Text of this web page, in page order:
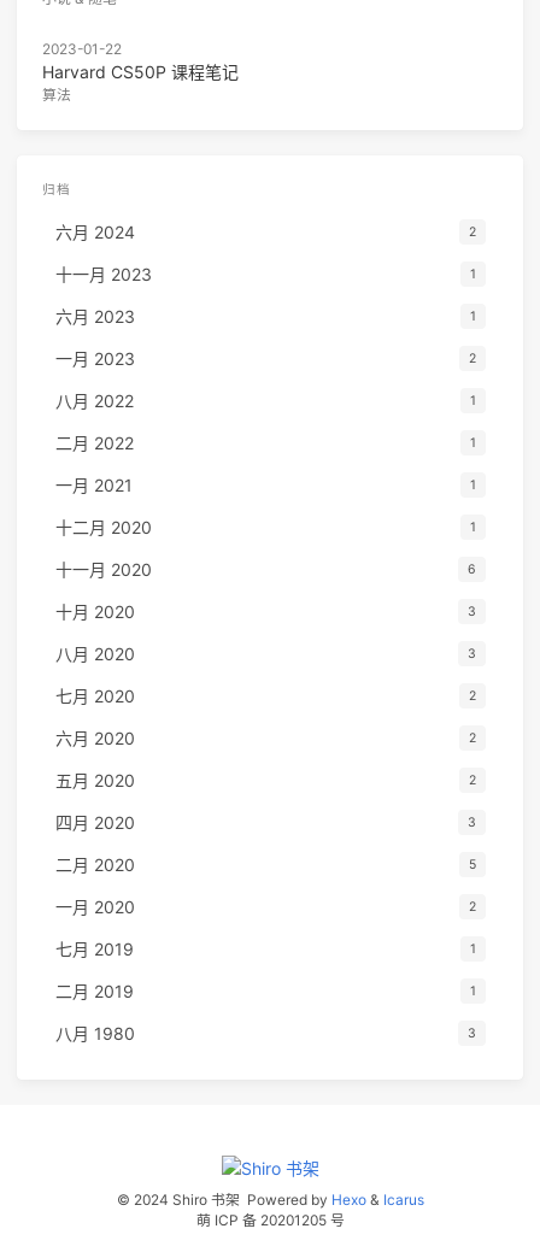
2023-01-22
Harvard CS50P 课程笔记
算法
归档
六月 2024 2
十一月 2023 1
六月 2023 1
一月 2023 2
八月 2022 1
二月 2022 1
一月 2021 1
十二月 2020 1
十一月 2020 6
十月 2020 3
八月 2020 3
七月 2020 2
六月 2020 2
五月 2020 2
四月 2020 3
二月 2020 5
一月 2020 2
七月 2019 1
二月 2019 1
八月 1980 3
© 2024 Shiro 书架 Powered by Hexo& Icarus
萌 ICP 备 20201205 号